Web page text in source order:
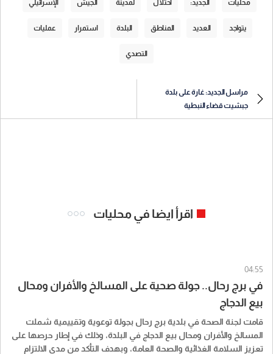
محليات الجديد: احتلال لمدينة الجيش الإسرائيلي
يتواجد العديد المناطق البلدة استمرار عمليات
التصدي
مراسل الجديد: غارة على بلدة
جبشيت قضاء النبطية
اقرأ ايضا في محليات
04:55
في برج رحال.. جولة صحية على المسالخ والأفران ومحال
بيع الدجاج
قامت لجنة الصحة في بلدية برج رحال بجولة توعوية وتقييمية شملت
المسالخ والأفران ومحال بيع الدجاج في البلدة، وذلك في إطار حرصها على
تعزيز السلامة الغذائية والصحة العامة، وبهدف التأكد من مدى الالتزام